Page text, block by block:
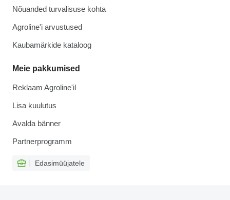
Nõuanded turvalisuse kohta
Agroline'i arvustused
Kaubamärkide kataloog
Meie pakkumised
Reklaam Agroline'il
Lisa kuulutus
Avalda bänner
Partnerprogramm
Edasimüüjatele